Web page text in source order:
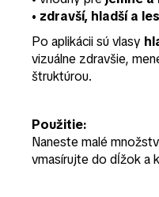
• zdravší, hladší a
Po aplikácii sú vlasy
vizuálne zdravšie,
štruktúrou.
Použitie:
Naneste malé
vmasírujte do dĺžok a